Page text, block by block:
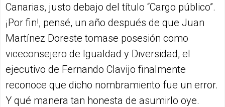
Canarias, justo debajo del título “Cargo público”.
¡Por fin!, pensé, un año después de que Juan
Martínez Doreste tomase posesión como
viceconsejero de Igualdad y Diversidad, el
ejecutivo de Fernando Clavijo finalmente
reconoce que dicho nombramiento fue un error.
Y qué manera tan honesta de asumirlo oye.